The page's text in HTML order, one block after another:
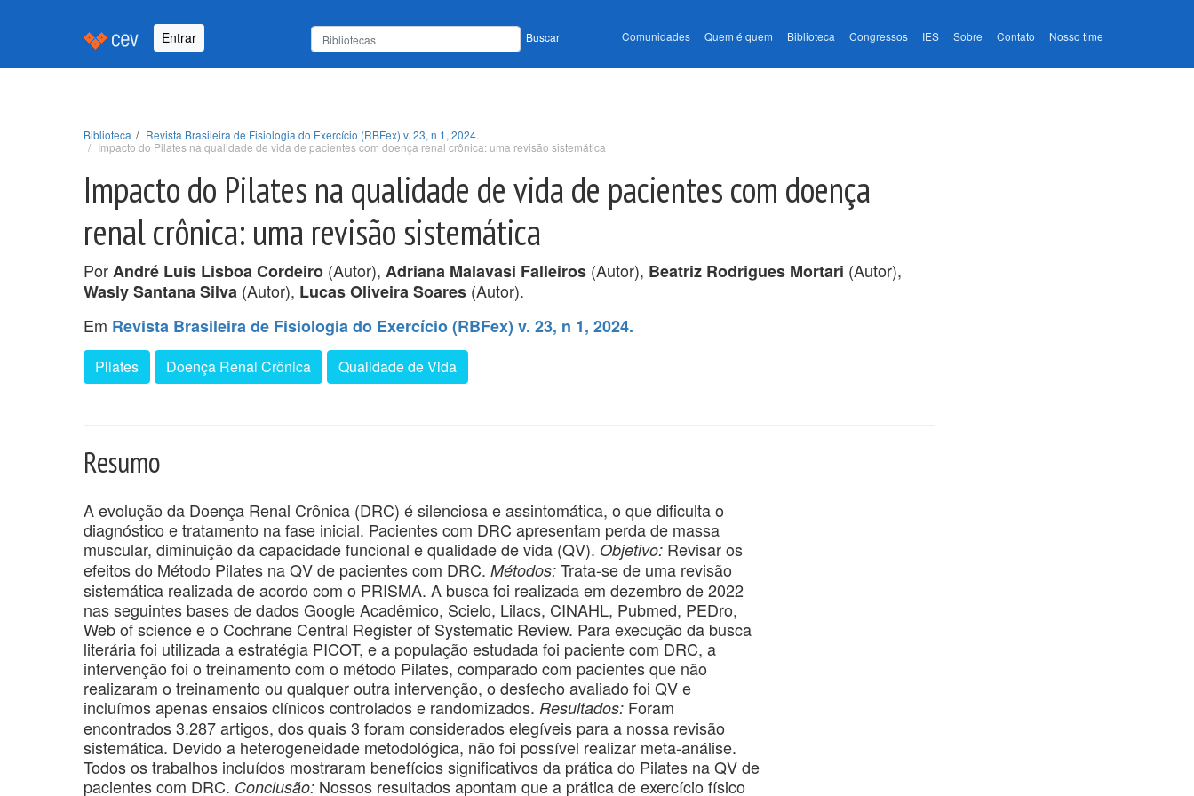
Entrar Buscar Comunidades Quem é quem Biblioteca Congressos IES Sobre Contato Nosso time
Biblioteca
Revista Brasileira de Fisiologia do Exercício (RBFex) v. 23, n 1, 2024.
Impacto do Pilates na qualidade de vida de pacientes com doença renal crônica: uma revisão sistemática
Impacto do Pilates na qualidade de vida de pacientes com doença
renal crônica: uma revisão sistemática
PorAndré Luis Lisboa Cordeiro (Autor), Adriana Malavasi Falleiros (Autor), Beatriz Rodrigues Mortari (Autor),
Wasly Santana Silva (Autor), Lucas Oliveira Soares (Autor).
Em Revista Brasileira de Fisiologia do Exercício (RBFex) v. 23, n 1, 2024.
Pilates Doença Renal Crônica Qualidade de Vida
Resumo
A evolução da Doença Renal Crônica (DRC) é silenciosa e assintomática, o que dificulta o
diagnóstico e tratamento na fase inicial. Pacientes com DRC apresentam perda de massa
muscular, diminuição da capacidade funcional e qualidade de vida (QV). Objetivo: Revisar os
efeitos do Método Pilates na QV de pacientes com DRC. Métodos: Trata-se de uma revisão
sistemática realizada de acordo com o PRISMA. A busca foi realizada em dezembro de 2022
nas seguintes bases de dados Google Acadêmico, Scielo, Lilacs, CINAHL, Pubmed, PEDro,
Web of science e o Cochrane Central Register of Systematic Review. Para execução da busca
literária foi utilizada a estratégia PICOT, e a população estudada foi paciente com DRC, a
intervenção foi o treinamento com o método Pilates, comparado com pacientes que não
realizaram o treinamento ou qualquer outra intervenção, o desfecho avaliado foi QV e
incluímos apenas ensaios clínicos controlados e randomizados. Resultados: Foram
encontrados 3.287 artigos, dos quais 3 foram considerados elegíveis para a nossa revisão
sistemática. Devido a heterogeneidade metodológica, não foi possível realizar meta-análise.
Todos os trabalhos incluídos mostraram benefícios significativos da prática do Pilates na QV de
pacientes com DRC. Conclusão: Nossos resultados apontam que a prática de exercício físico